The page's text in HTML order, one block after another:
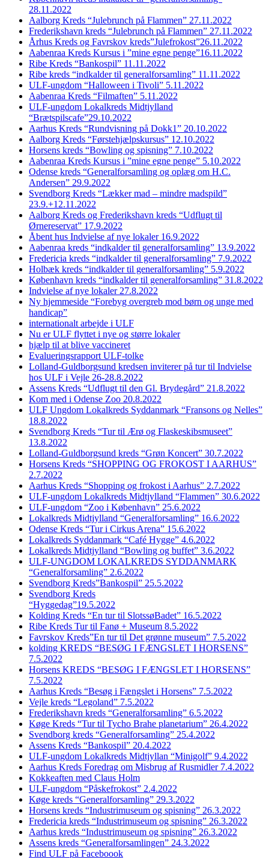
28.11.2022
Aalborg Kreds “Julebrunch på Flammen” 27.11.2022
Frederikshavn kreds “Julebrunch på Flammen” 27.11.2022
Århus Kreds og Favrskov kreds”Julefrokost”26.11.2022
Aabenraa Kreds Kursus i ”mine egne penge”16.11.2022
Ribe Kreds “Bankospil” 11.11.2022
Ribe kreds “indkalder til generalforsamling” 11.11.2022
ULF-ungdom “Halloween i Tivoli” 5.11.2022
Aabenraa Kreds “Filmaften” 5.11.2022
ULF-ungdom Lokalkreds Midtjylland
“Brætspilscafe”29.10.2022
Aarhus Kreds “Rundvisning på Dokk1” 20.10.2022
Aalborg Kreds “Førstehjælpskursus” 12.10.2022
Horsens kreds “Bowling og spisning” 7.10.2022
Aabenraa Kreds Kursus i ”mine egne penge” 5.10.2022
Odense kreds “Generalforsamling og oplæg om H.C.
Andersen” 29.9.2022
Svendborg Kreds “Lækker mad – mindre madspild”
23.9.+12.11.2022
Aalborg Kreds og Frederikshavn kreds “Udflugt til
Ørnereservat” 17.9.2022
Åbent hus Indvielse af nye lokaler 16.9.2022
Aabenraa kreds “indkalder til generalforsamling” 13.9.2022
Fredericia kreds “indkalder til generalforsamling” 7.9.2022
Holbæk kreds “indkalder til generalforsamling” 5.9.2022
København kreds “indkalder til generalforsamling” 31.8.2022
Indvielse af nye lokaler 27.8.2022
Ny hjemmeside “Forebyg overgreb mod børn og unge med
handicap”
internationalt arbejde i ULF
Nu er ULF flyttet i nye og større lokaler
hjælp til at blive vaccineret
Evalueringsrapport ULF-tolke
Lolland-Guldborgsund kredsen inviterer på tur til Indvielse
hos ULF i Vejle 26-28.8.2022
Assens Kreds “Udflugt til den Gl. Brydegård” 21.8.2022
Kom med i Odense Zoo 20.8.2022
ULF Ungdom Lokalkreds Syddanmark “Fransons og Nelles”
18.8.2022
Svendborg Kreds “Tur til Ærø og Flaskeskibsmuseet”
13.8.2022
Lolland-Guldborgsund kreds “Grøn Koncert” 30.7.2022
Horsens Kreds “SHOPPING OG FROKOST I AARHUS”
2.7.2022
Aarhus Kreds “Shopping og frokost i Aarhus” 2.7.2022
ULF-ungdom Lokalkreds Midtjylland “Flammen” 30.6.2022
ULF-ungdom “Zoo i København” 25.6.2022
Lokalkreds Midtjylland “Generalforsamling” 16.6.2022
Odense Kreds “Tur i Cirkus Arena” 15.6.2022
Lokalkreds Syddanmark “Café Hygge” 4.6.2022
Lokalkreds Midtjylland “Bowling og buffet” 3.6.2022
ULF-UNGDOM LOKALKREDS SYDDANMARK
“Generalforsamling” 2.6.2022
Svendborg Kreds”Bankospil” 25.5.2022
Svendborg Kreds
“Hyggedag”19.5.2022
Kolding Kreds “En tur til SlotssøBadet” 16.5.2022
Ribe Kreds Tur til Fanø + Museum 8.5.2022
Favrskov Kreds”En tur til Det grønne museum” 7.5.2022
kolding KREDS “BESØG I FÆNGSLET I HORSENS”
7.5.2022
Horsens KREDS “BESØG I FÆNGSLET I HORSENS”
7.5.2022
Aarhus Kreds “Besøg i Fængslet i Horsens” 7.5.2022
Vejle kreds “Legoland” 7.5.2022
Frederikshavn kreds “Generalforsamling” 6.5.2022
Køge Kreds “Tur til Tycho Brahe planetarium” 26.4.2022
Svendborg kreds “Generalforsamling” 25.4.2022
Assens Kreds “Bankospil” 20.4.2022
ULF-ungdom Lokalkreds Midtjyllan “Minigolf” 9.4.2022
Aarhus Kreds Foredrag om Misbrug af Rusmidler 7.4.2022
Kokkeaften med Claus Holm
ULF-ungdom “Påskefrokost” 2.4.2022
Køge kreds “Generalforsamling” 29.3.2022
Horsens kreds “Industrimuseum og spisning” 26.3.2022
Fredericia kreds “Industrimuseum og spisning” 26.3.2022
Aarhus kreds “Industrimuseum og spisning” 26.3.2022
Assens kreds “Generalforsamlingen” 24.3.2022
Find ULF på Faceboook